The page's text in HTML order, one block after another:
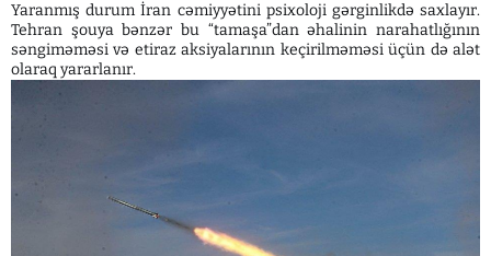
Yaranmış durum İran cəmiyyətini psixoloji gərginlikdə saxlayır.
Tehran şouya bənzər bu “tamaşa”dan əhalinin narahatlığının
səngiməməsi və etiraz aksiyalarının keçirilməməsi üçün də alət
olaraq yararlanır.